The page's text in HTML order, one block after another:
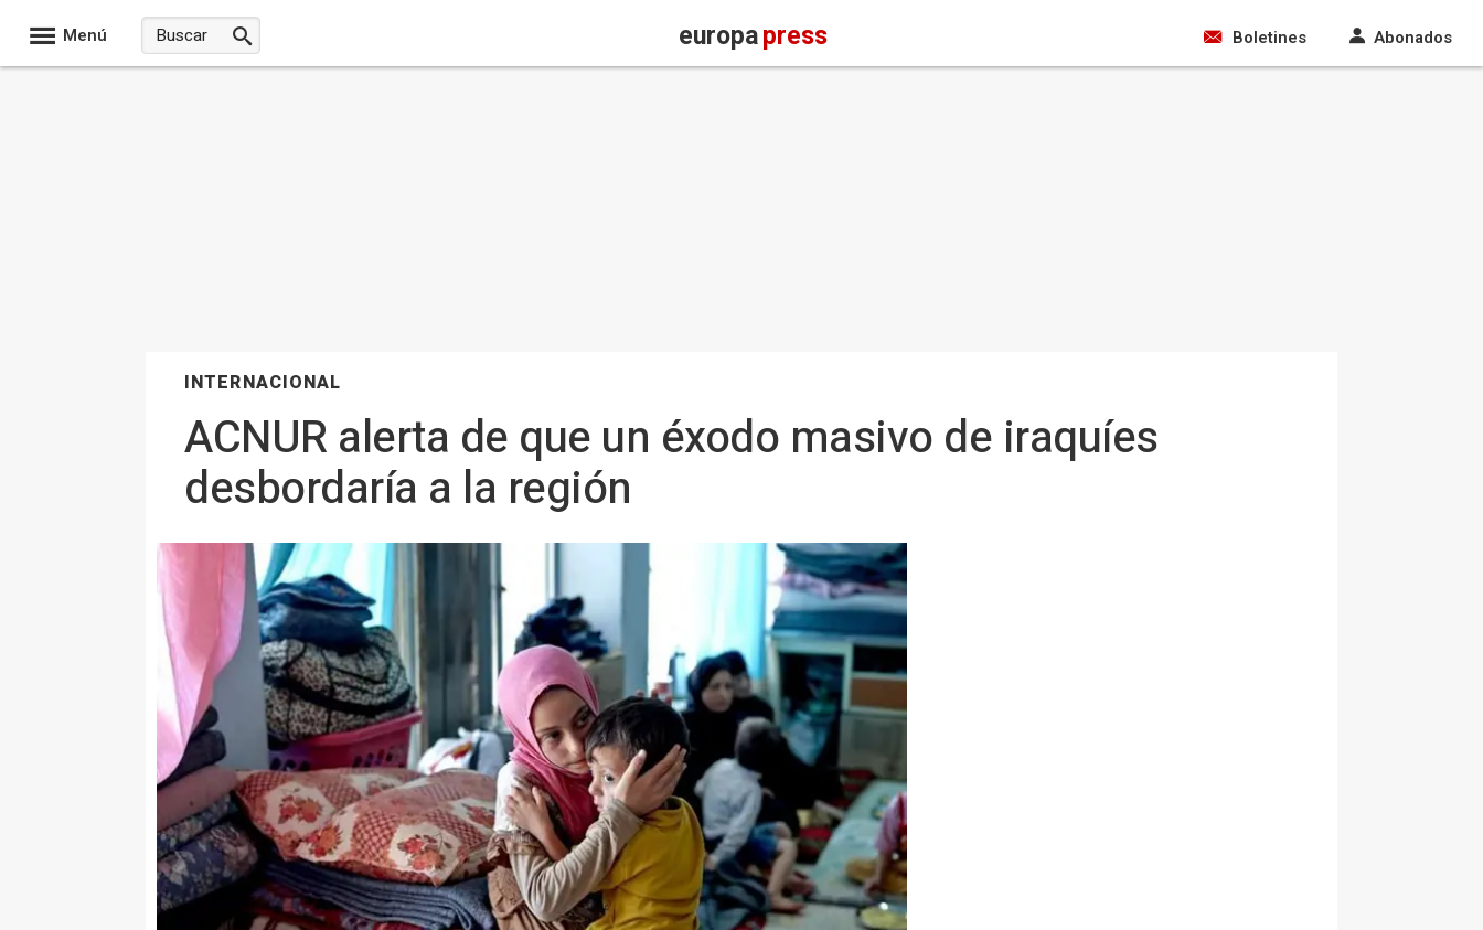
Menú europapress Boletines Abonados
INTERNACIONAL
ACNUR alerta de que un éxodo masivo de iraquíes
desbordaría a la región